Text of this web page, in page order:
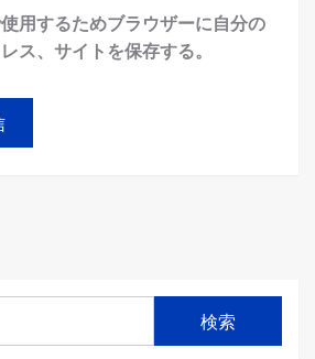
用するためブラウザーに自分の
ス、サイトを保存する。
検索